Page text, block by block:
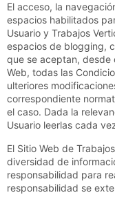
El acceso, la
espacios habilitados
Usuario y Trabajos
espacios de blogging,
que se aceptan, desde
Web, todas las
ulteriores
correspondiente
el caso. Dada la
Usuario leerlas cada
El Sitio Web de
diversidad de
responsabilidad para
responsabilidad se